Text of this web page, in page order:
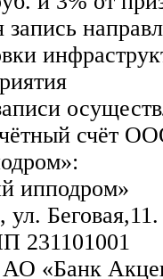
счёт
ипподром»
ул. Беговая,11.
231101001
«Банк